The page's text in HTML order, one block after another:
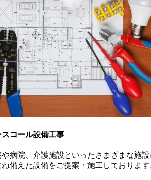
コール設備工事
病院、介護施設といったさまざまな施
備えた設備をご提案・施工しております